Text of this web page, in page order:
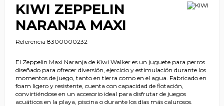
KIWI ZEPPELIN
NARANJA MAXI
Referencia 8300000232
El Zeppelin Maxi Naranja de Kiwi Walker es un juguete para perros
diseñado para ofrecer diversión, ejercicio y estimulación durante los
momentos de juego, tanto en tierra como en el agua. Fabricado en
foam ligero y resistente, cuenta con capacidad de flotación,
convirtiéndose en un accesorio ideal para disfrutar de juegos
acuáticos en la playa, piscina o durante los días más calurosos.